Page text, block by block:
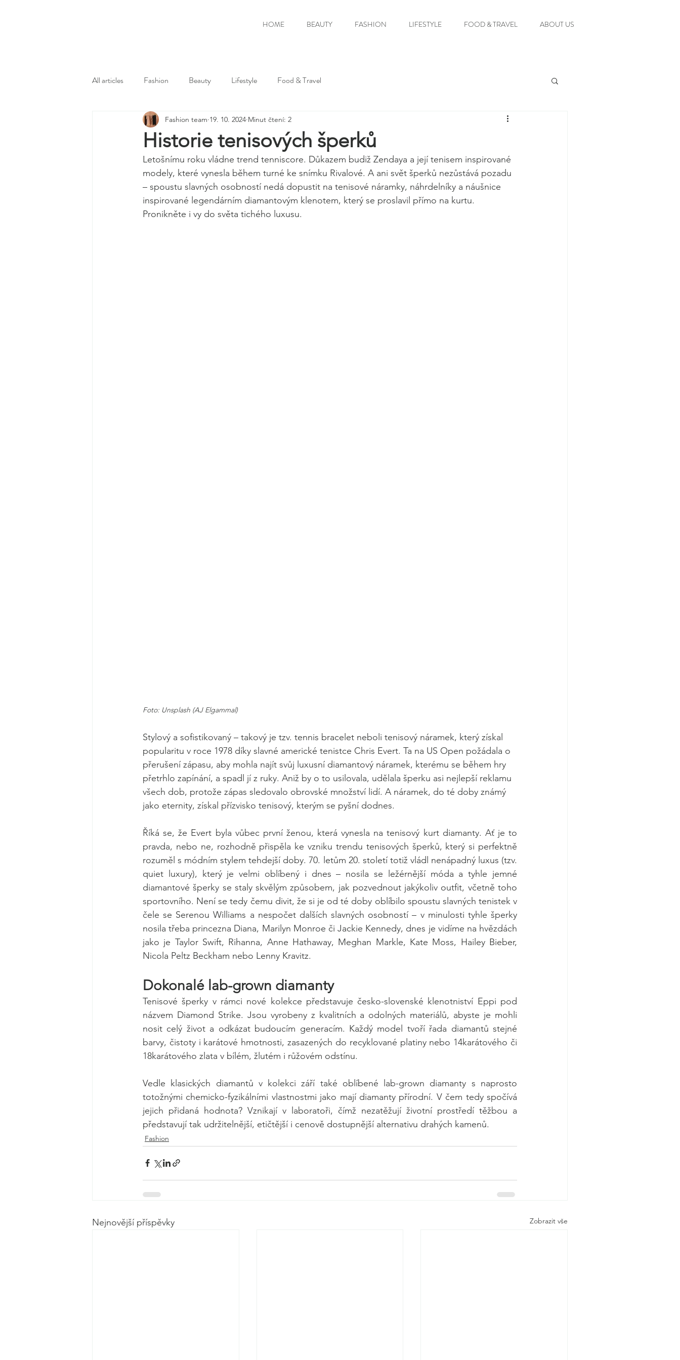
HOME BEAUTY FASHION LIFESTYLE FOOD & TRAVEL ABOUT US
All articles Fashion Beauty Lifestyle Food & Travel
Historie tenisových šperků
Fashion team 19. 10. 2024 Minut čtení: 2
Letošnímu roku vládne trend tenniscore. Důkazem budiž Zendaya a její tenisem inspirované
modely, které vynesla během turné ke snímku Rivalové. A ani svět šperků nezůstává pozadu
– spoustu slavných osobností nedá dopustit na tenisové náramky, náhrdelníky a náušnice
inspirované legendárním diamantovým klenotem, který se proslavil přímo na kurtu.
Pronikněte i vy do světa tichého luxusu.
Foto: Unsplash (AJ Elgammal)
Stylový a sofistikovaný – takový je tzv. tennis bracelet neboli tenisový náramek, který získal
popularitu v roce 1978 díky slavné americké tenistce Chris Evert. Ta na US Open požádala o
přerušení zápasu, aby mohla najít svůj luxusní diamantový náramek, kterému se během hry
přetrhlo zapínání, a spadl jí z ruky. Aniž by o to usilovala, udělala šperku asi nejlepší reklamu
všech dob, protože zápas sledovalo obrovské množství lidí. A náramek, do té doby známý
jako eternity, získal přízvisko tenisový, kterým se pyšní dodnes.
Říká se, že Evert byla vůbec první ženou, která vynesla na tenisový kurt diamanty. Ať je to
pravda, nebo ne, rozhodně přispěla ke vzniku trendu tenisových šperků, který si perfektně
rozuměl s módním stylem tehdejší doby. 70. letům 20. století totiž vládl nenápadný luxus (tzv.
quiet luxury), který je velmi oblíbený i dnes – nosila se ležérnější móda a tyhle jemné
diamantové šperky se staly skvělým způsobem, jak pozvednout jakýkoliv outfit, včetně toho
sportovního. Není se tedy čemu divit, že si je od té doby oblíbilo spoustu slavných tenistek v
čele se Serenou Williams a nespočet dalších slavných osobností – v minulosti tyhle šperky
nosila třeba princezna Diana, Marilyn Monroe či Jackie Kennedy, dnes je vidíme na hvězdách
jako je Taylor Swift, Rihanna, Anne Hathaway, Meghan Markle, Kate Moss, Hailey Bieber,
Nicola Peltz Beckham nebo Lenny Kravitz.
Dokonalé lab-grown diamanty
Tenisové šperky v rámci nové kolekce představuje česko-slovenské klenotniství Eppi pod
názvem Diamond Strike. Jsou vyrobeny z kvalitních a odolných materiálů, abyste je mohli
nosit celý život a odkázat budoucím generacím. Každý model tvoří řada diamantů stejné
barvy, čistoty i karátové hmotnosti, zasazených do recyklované platiny nebo 14karátového či
18karátového zlata v bílém, žlutém i růžovém odstínu.
Vedle klasických diamantů v kolekci září také oblíbené lab-grown diamanty s naprosto
totožnými chemicko-fyzikálními vlastnostmi jako mají diamanty přírodní. V čem tedy spočívá
jejich přidaná hodnota? Vznikají v laboratoři, čímž nezatěžují životní prostředí těžbou a
představují tak udržitelnější, etičtější i cenově dostupnější alternativu drahých kamenů.
Fashion
Nejnovější příspěvky Zobrazit vše